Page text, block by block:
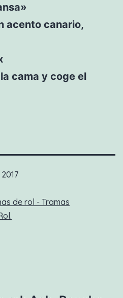
acento canario,
cama y coge el
de rol - Tramas